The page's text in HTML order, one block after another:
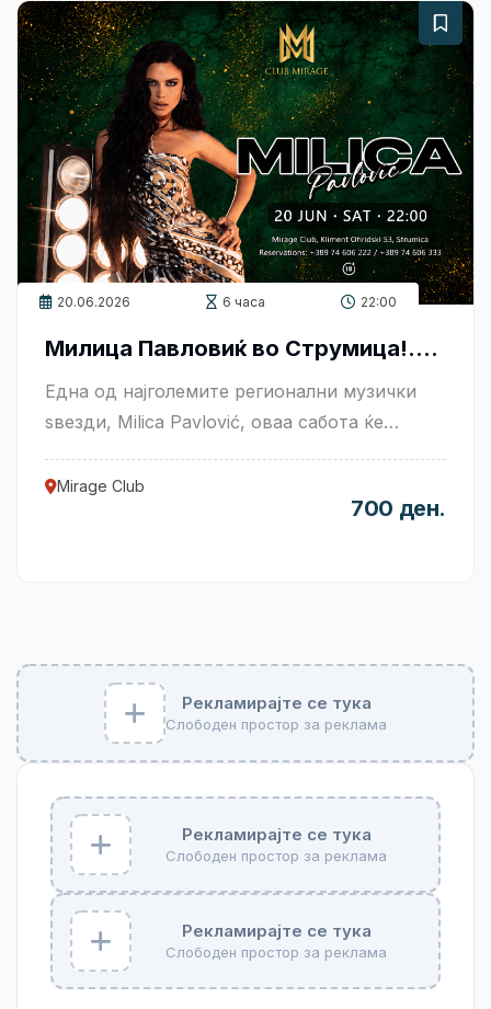
20.06.2026 6 часа 22:00
Милица Павловиќ во Струмица!....
Една од најголемите регионални музички
ѕвезди, Milica Pavlović, оваа сабота ќе
Mirage Club
700 ден.
Рекламирајте се тука
Слободен простор за реклама
Рекламирајте се тука
Слободен простор за реклама
Рекламирајте се тука
Слободен простор за реклама